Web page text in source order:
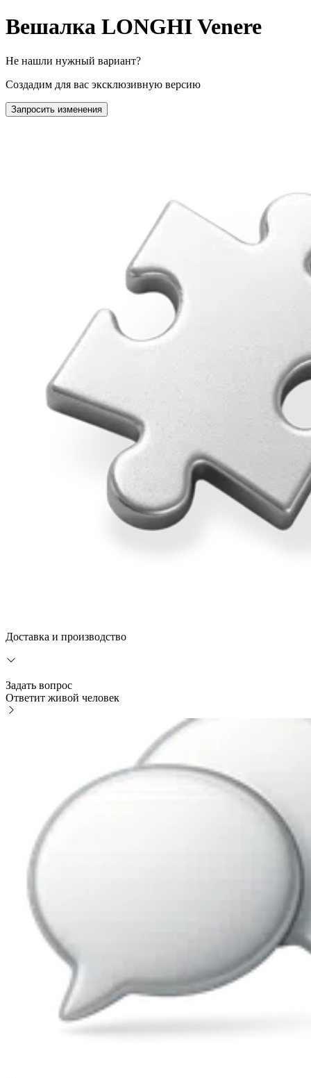
Вешалка LONGHI Venere
Не нашли нужный вариант?
Создадим для вас эксклюзивную версию
Запросить изменения
Доставка и производство
Задать вопрос
Ответит живой человек